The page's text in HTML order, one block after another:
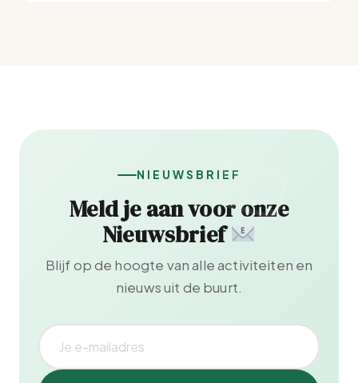
NIEUWSBRIEF
Meld je aan voor onze
Nieuwsbrief
Blijf op de hoogte van alle activiteiten en
nieuws uit de buurt.